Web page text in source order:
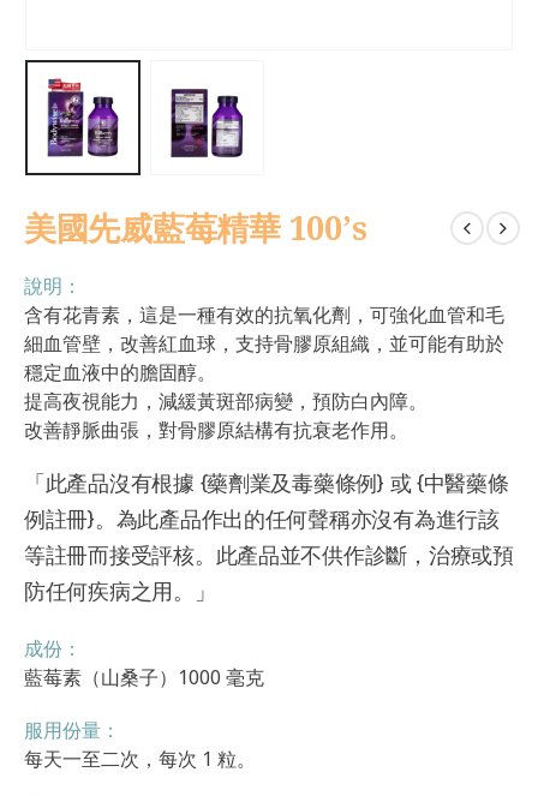
美國先威藍莓精華 100’s
說明：
含有花青素，這是一種有效的抗氧化劑，可強化血管和毛
細血管壁，改善紅血球，支持骨膠原組織，並可能有助於
穩定血液中的膽固醇。
提高夜視能力，減緩黃斑部病變，預防白內障。
改善靜脈曲張，對骨膠原結構有抗衰老作用。
「此產品沒有根據 {藥劑業及毒藥條例} 或 {中醫藥條
例註冊}。為此產品作出的任何聲稱亦沒有為進行該
等註冊而接受評核。此產品並不供作診斷，治療或預
防任何疾病之用。」
成份：
藍莓素（山桑子）1000 毫克
服用份量：
每天一至二次，每次 1 粒。